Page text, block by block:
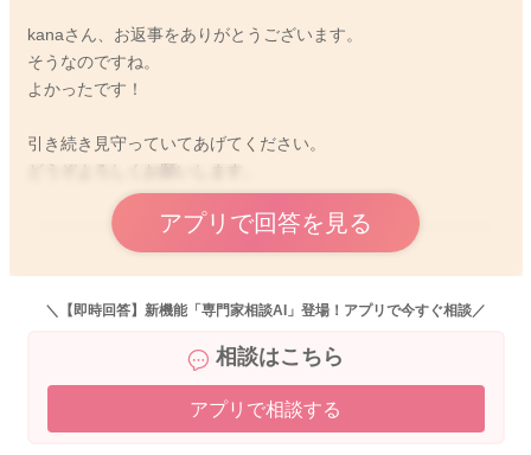
kanaさん、お返事をありがとうございます。
そうなのですね。
よかったです！
引き続き見守っていてあげてください。
どうぞよろしくお願いします。
アプリで回答を見る
2026/5/7 12:19
＼【即時回答】新機能「専門家相談AI」登場！アプリで今すぐ相談／
相談はこちら
アプリで相談する